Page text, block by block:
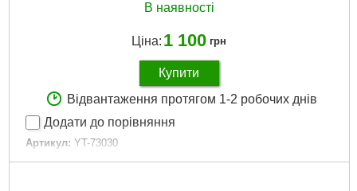
В наявності
Ціна: 1 100 грн
Купити
Відвантаження протягом 1-2 робочих днів
Додати до порівняння
Артикул: YT-73030
Код товару: 16.26.42